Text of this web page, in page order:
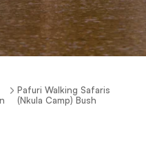
Pafuri Walking Safaris
(Nkula Camp) Bush